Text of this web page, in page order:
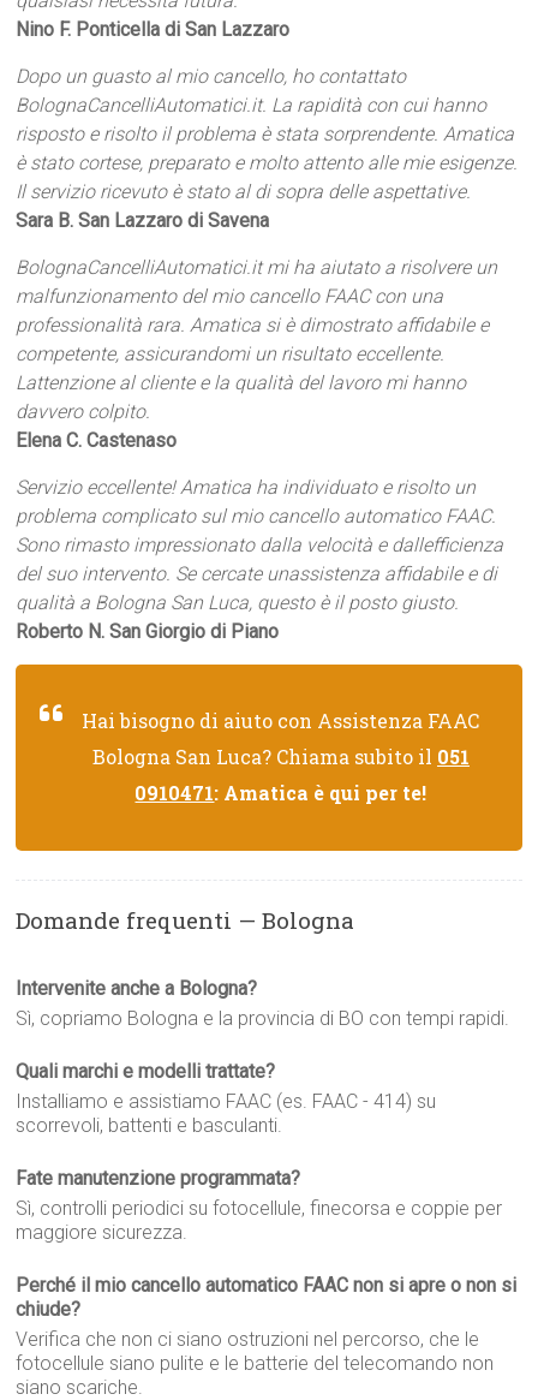
Nino F. Ponticella di San Lazzaro
Dopo un guasto al mio cancello, ho contattato
BolognaCancelliAutomatici.it. La rapidità con cui hanno
risposto e risolto il problema è stata sorprendente. Amatica
è stato cortese, preparato e molto attento alle mie esigenze.
Il servizio ricevuto è stato al di sopra delle aspettative.
Sara B. San Lazzaro di Savena
BolognaCancelliAutomatici.it mi ha aiutato a risolvere un
malfunzionamento del mio cancello FAAC con una
professionalità rara. Amatica si è dimostrato affidabile e
competente, assicurandomi un risultato eccellente.
Lattenzione al cliente e la qualità del lavoro mi hanno
davvero colpito.
Elena C. Castenaso
Servizio eccellente! Amatica ha individuato e risolto un
problema complicato sul mio cancello automatico FAAC.
Sono rimasto impressionato dalla velocità e dallefficienza
del suo intervento. Se cercate unassistenza affidabile e di
qualità a Bologna San Luca, questo è il posto giusto.
Roberto N. San Giorgio di Piano
Hai bisogno di aiuto con Assistenza FAAC
Bologna San Luca? Chiama subito il 051
0910471: Amatica è qui per te!
Domande frequenti — Bologna
Intervenite anche a Bologna?
Sì, copriamo Bologna e la provincia di BO con tempi rapidi.
Quali marchi e modelli trattate?
Installiamo e assistiamo FAAC (es. FAAC - 414) su
scorrevoli, battenti e basculanti.
Fate manutenzione programmata?
Sì, controlli periodici su fotocellule, finecorsa e coppie per
maggiore sicurezza.
Perché il mio cancello automatico FAAC non si apre o non si
chiude?
Verifica che non ci siano ostruzioni nel percorso, che le
fotocellule siano pulite e le batterie del telecomando non
siano scariche.